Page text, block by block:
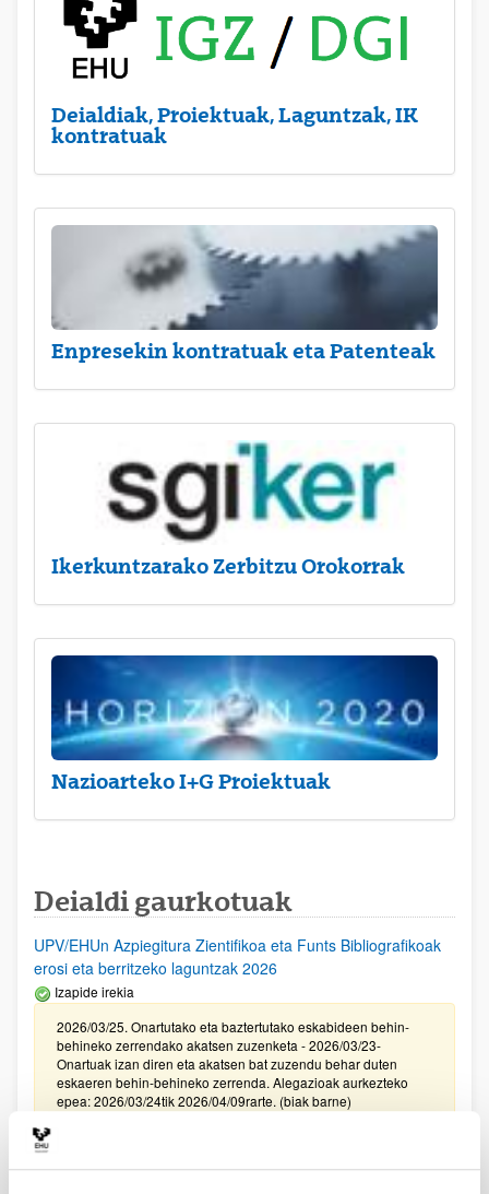
Deialdiak, Proiektuak, Laguntzak, IK
kontratuak
Enpresekin kontratuak eta Patenteak
Ikerkuntzarako Zerbitzu Orokorrak
Nazioarteko I+G Proiektuak
Deialdi gaurkotuak
UPV/EHUn Azpiegitura Zientifikoa eta Funts Bibliografikoak
erosi eta berritzeko laguntzak 2026
Izapide irekia
2026/03/25. Onartutako eta baztertutako eskabideen behin-
behineko zerrendako akatsen zuzenketa - 2026/03/23-
Onartuak izan diren eta akatsen bat zuzendu behar duten
eskaeren behin-behineko zerrenda. Alegazioak aurkezteko
epea: 2026/03/24tik 2026/04/09rarte. (biak barne)
Zientzia, Teknologia eta Berrikuntza arloetako kultura
sustatzeko laguntzen deialdia (FECYT) 2026